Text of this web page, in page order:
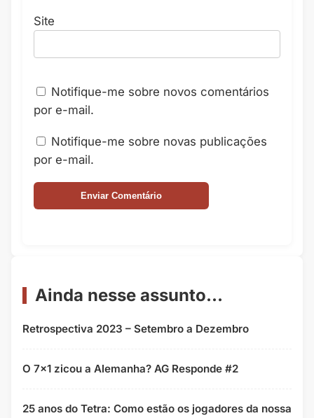
Site
Notifique-me sobre novos comentários
por e-mail.
Notifique-me sobre novas publicações
por e-mail.
Ainda nesse assunto...
Retrospectiva 2023 – Setembro a Dezembro
O 7x1 zicou a Alemanha? AG Responde #2
25 anos do Tetra: Como estão os jogadores da nossa